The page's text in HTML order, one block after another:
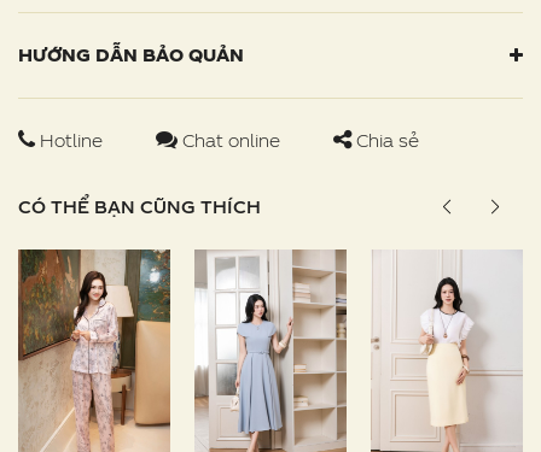
HƯỚNG DẪN BẢO QUẢN
Hotline Chat online Chia sẻ
CÓ THỂ BẠN CŨNG THÍCH